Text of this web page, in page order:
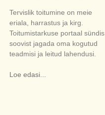
Tervislik toitumine on meie
eriala, harrastus ja kirg.
Toitumistarkuse portaal sündis
soovist jagada oma kogutud
teadmisi ja leitud lahendusi.
Loe edasi...